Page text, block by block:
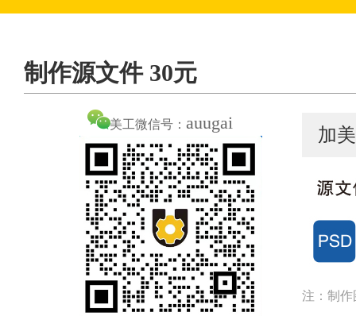
制作源文件 30元
美工微信号： auugai
加
注：制作